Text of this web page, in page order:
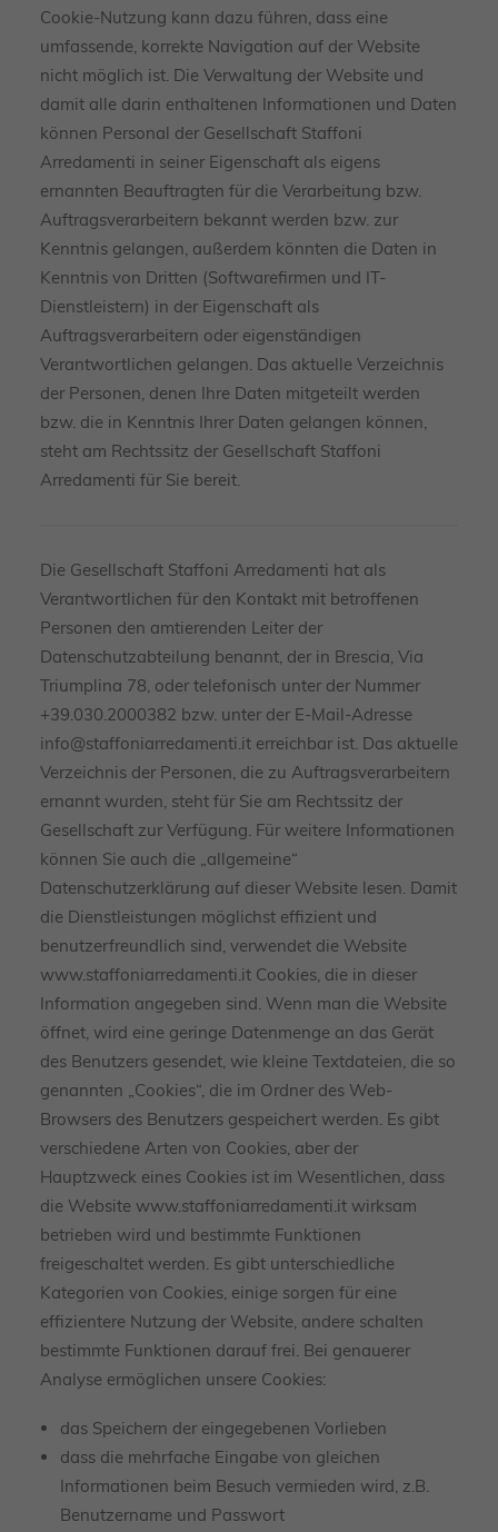
Cookie-Nutzung kann dazu führen, dass eine
umfassende, korrekte Navigation auf der Website
nicht möglich ist. Die Verwaltung der Website und
damit alle darin enthaltenen Informationen und Daten
können Personal der Gesellschaft Staffoni
Arredamenti in seiner Eigenschaft als eigens
ernannten Beauftragten für die Verarbeitung bzw.
Auftragsverarbeitern bekannt werden bzw. zur
Kenntnis gelangen, außerdem könnten die Daten in
Kenntnis von Dritten (Softwarefirmen und IT-
Dienstleistern) in der Eigenschaft als
Auftragsverarbeitern oder eigenständigen
Verantwortlichen gelangen. Das aktuelle Verzeichnis
der Personen, denen Ihre Daten mitgeteilt werden
bzw. die in Kenntnis Ihrer Daten gelangen können,
steht am Rechtssitz der Gesellschaft Staffoni
Arredamenti für Sie bereit.
Die Gesellschaft Staffoni Arredamenti hat als
Verantwortlichen für den Kontakt mit betroffenen
Personen den amtierenden Leiter der
Datenschutzabteilung benannt, der in Brescia, Via
Triumplina 78, oder telefonisch unter der Nummer
+39.030.2000382 bzw. unter der E-Mail-Adresse
info@staffoniarredamenti.it erreichbar ist. Das aktuelle
Verzeichnis der Personen, die zu Auftragsverarbeitern
ernannt wurden, steht für Sie am Rechtssitz der
Gesellschaft zur Verfügung. Für weitere Informationen
können Sie auch die „allgemeine“
Datenschutzerklärung auf dieser Website lesen. Damit
die Dienstleistungen möglichst effizient und
benutzerfreundlich sind, verwendet die Website
www.staffoniarredamenti.it Cookies, die in dieser
Information angegeben sind. Wenn man die Website
öffnet, wird eine geringe Datenmenge an das Gerät
des Benutzers gesendet, wie kleine Textdateien, die so
genannten „Cookies“, die im Ordner des Web-
Browsers des Benutzers gespeichert werden. Es gibt
verschiedene Arten von Cookies, aber der
Hauptzweck eines Cookies ist im Wesentlichen, dass
die Website www.staffoniarredamenti.it wirksam
betrieben wird und bestimmte Funktionen
freigeschaltet werden. Es gibt unterschiedliche
Kategorien von Cookies, einige sorgen für eine
effizientere Nutzung der Website, andere schalten
bestimmte Funktionen darauf frei. Bei genauerer
Analyse ermöglichen unsere Cookies:
das Speichern der eingegebenen Vorlieben
dass die mehrfache Eingabe von gleichen
Informationen beim Besuch vermieden wird, z.B.
Benutzername und Passwort